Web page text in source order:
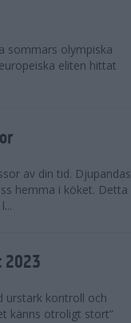
sommars olympiska
eliten hittat
av din tid. Djupandas
hemma i köket. Detta
2023
urstark kontroll och
känns otroligt stort”